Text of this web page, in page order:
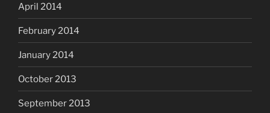
April 2014
February 2014
January 2014
October 2013
September 2013